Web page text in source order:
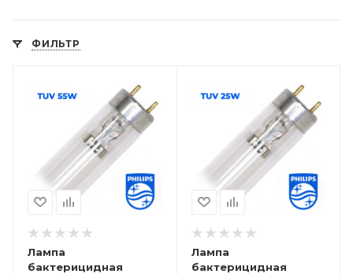
ФИЛЬТР
Лампа
бактерицидная
Лампа
бактерицидная